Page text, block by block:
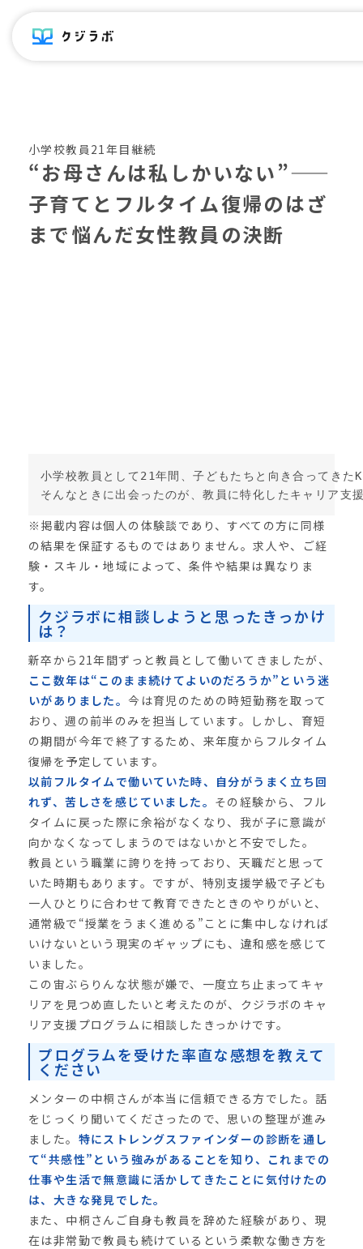
小学校教員21年目 継続
“お母さんは私しかいない”——
子育てとフルタイム復帰のはざ
まで悩んだ女性教員の決断
小学校教員として21年間、子どもたちと向き合ってき
そんなときに出会ったのが、教員に特化したキャリア支
※掲載内容は個人の体験談であり、すべての方に同様
の結果を保証するものではありません。求人や、ご経
験・スキル・地域によって、条件や結果は異なりま
す。
クジラボに相談しようと思ったきっかけ
は？
新卒から21年間ずっと教員として働いてきましたが、
ここ数年は“このまま続けてよいのだろうか”という迷
いがありました。 今は育児のための時短勤務を取って
おり、週の前半のみを担当しています。しかし、育短
の期間が今年で終了するため、来年度からフルタイム
復帰を予定しています。
以前フルタイムで働いていた時、自分がうまく立ち回
れず、苦しさを感じていました。 その経験から、フル
タイムに戻った際に余裕がなくなり、我が子に意識が
向かなくなってしまうのではないかと不安でした。
教員という職業に誇りを持っており、天職だと思って
いた時期もあります。ですが、特別支援学級で子ども
一人ひとりに合わせて教育できたときのやりがいと、
通常級で“授業をうまく進める”ことに集中しなければ
いけないという現実のギャップにも、違和感を感じて
いました。
この宙ぶらりんな状態が嫌で、一度立ち止まってキャ
リアを見つめ直したいと考えたのが、クジラボのキャ
リア支援プログラムに相談したきっかけです。
プログラムを受けた率直な感想を教えて
ください
メンターの中桐さんが本当に信頼できる方でした。話
をじっくり聞いてくださったので、思いの整理が進み
ました。 特にストレングスファインダーの診断を通し
て“共感性”という強みがあることを知り、これまでの
仕事や生活で無意識に活かしてきたことに気付けたの
は、大きな発見でした。
また、中桐さんご自身も教員を辞めた経験があり、現
在は非常勤で教員も続けているという柔軟な働き方を